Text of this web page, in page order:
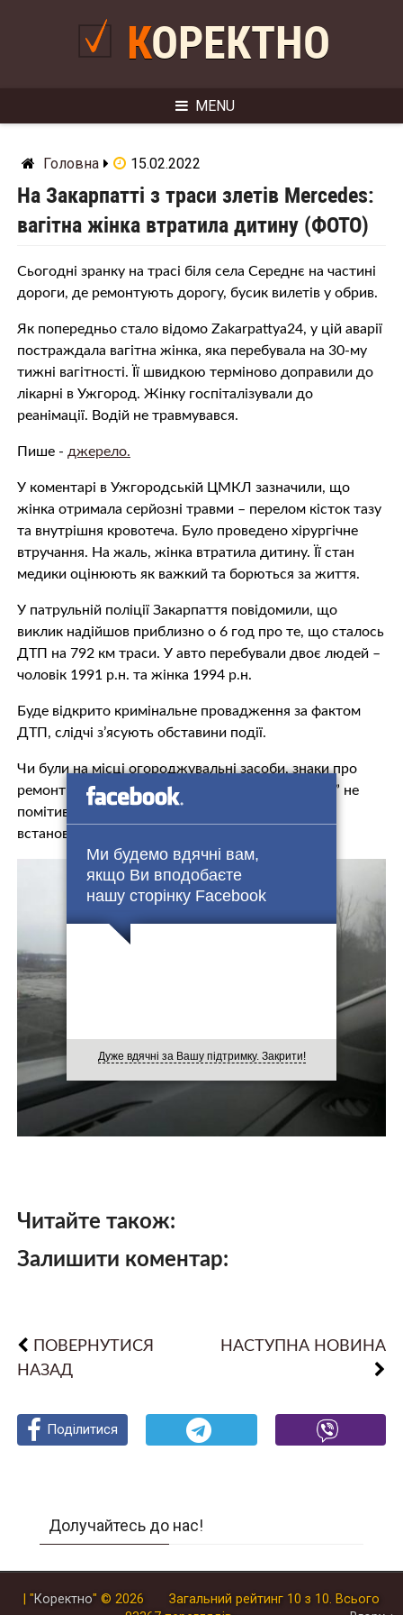
Ми будемо вдячні вам,
якщо Ви вподобаєте
нашу сторінку Facebook
Дуже вдячні за Вашу підтримку. Закрити!
КОРЕКТНО
MENU
Головна 15.02.2022
На Закарпатті з траси злетів Mercedes:
вагітна жінка втратила дитину (ФОТО)
Сьогодні зранку на трасі біля села Середнє на частині
дороги, де ремонтують дорогу, бусик вилетів у обрив.
Як попередньо стало відомо Zakarpattya24, у цій аварії
постраждала вагітна жінка, яка перебувала на 30-му
тижні вагітності. Її швидкою терміново доправили до
лікарні в Ужгород. Жінку госпіталізували до
реанімації. Водій не травмувався.
Пише - джерело.
У коментарі в Ужгородській ЦМКЛ зазначили, що
жінка отримала серйозні травми – перелом кісток тазу
та внутрішня кровотеча. Було проведено хірургічне
втручання. На жаль, жінка втратила дитину. Її стан
медики оцінюють як важкий та борються за життя.
У патрульній поліції Закарпаття повідомили, що
виклик надійшов приблизно о 6 год про те, що сталось
ДТП на 792 км траси. У авто перебували двоє людей –
чоловік 1991 р.н. та жінка 1994 р.н.
Буде відкрито кримінальне провадження за фактом
ДТП, слідчі з’ясують обставини події.
Чи були на місці огороджувальні засоби, знаки про
ремонт дороги та об’їзд чи водій “Mersedes Vito” не
помітив їх, та звернув не у той бік будуть
встановлювати правоохоронці.
Читайте також:
Залишити коментар:
ПОВЕРНУТИСЯ
НАЗАД
НАСТУПНА НОВИНА
Поділитися
Поділитися
Поділитися
Долучайтесь до нас!
| "Коректно" © 2026 Загальний рейтинг 10 з 10. Всього